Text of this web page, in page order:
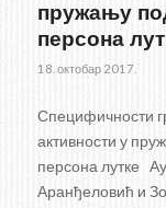
пружању
персона
18. октобар 2017.
Специфичности
активности у
персона лутке
Аранђеловић и